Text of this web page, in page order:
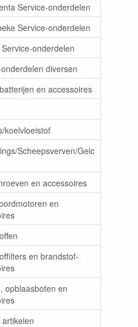
Service-onderdelen
Service-onderdelen
onderdelen
diversen
en accessoires
koelvloeistof
Scheepsverven/Gelc
en accessoires
en
en brandstof-
opblaasboten en